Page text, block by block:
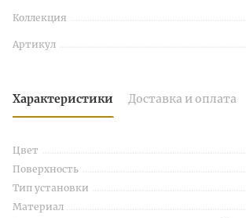
Коллекция
Артикул
Характеристики Доставка и оплата
Цвет
Поверхность
Тип установки
Материал